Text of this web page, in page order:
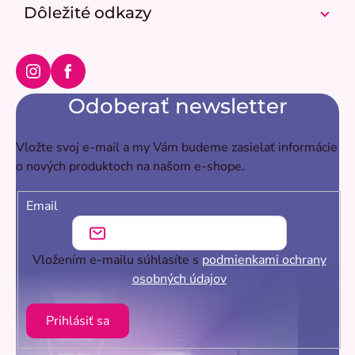
Dôležité odkazy
InstagramFacebook
Odoberať newsletter
Vložte svoj e-mail a my Vám budeme zasielať informácie
o nových produktoch na našom e-shope.
Email
Vložením e-mailu súhlasíte s podmienkami ochrany
osobných údajov
Prihlásiť sa